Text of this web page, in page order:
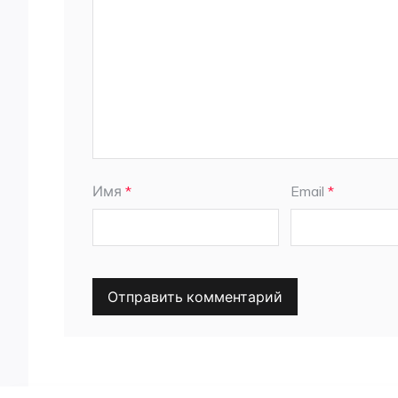
Имя * Email *